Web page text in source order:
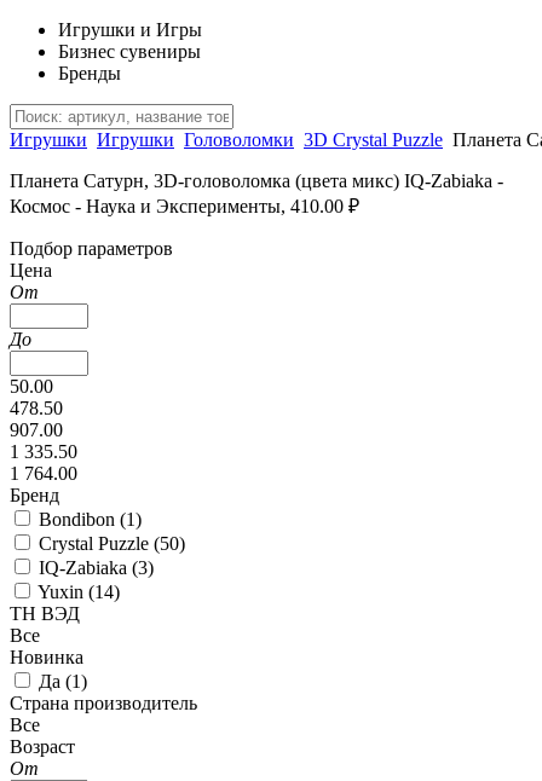
Игрушки и Игры
Бизнес сувениры
Бренды
Игрушки Игрушки Головоломки 3D Crystal Puzzle Планета
Планета Сатурн, 3D-головоломка (цвета микс) IQ-Zabiaka -
Космос - Наука и Эксперименты, 410.00 ₽
Подбор параметров
Цена
От
До
50.00
478.50
907.00
1 335.50
1 764.00
Бренд
Bondibon (1)
Crystal Puzzle (50)
IQ-Zabiaka (3)
Yuxin (14)
ТН ВЭД
Все
Новинка
Да (1)
Страна производитель
Все
Возраст
От